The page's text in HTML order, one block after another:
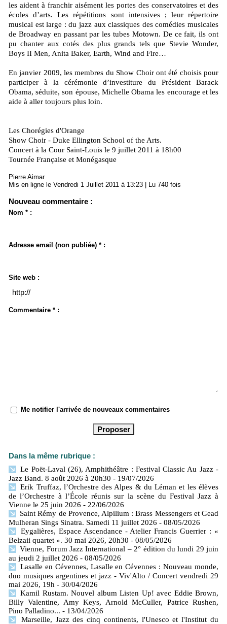
les aident à franchir aisément les portes des conservatoires et des
écoles d’arts. Les répétitions sont intensives ; leur répertoire
musical est large : du jazz aux classiques des comédies musicales
de Broadway en passant par les tubes Motown. De ce fait, ils ont
pu chanter aux cotés des plus grands tels que Stevie Wonder,
Boys II Men, Anita Baker, Earth, Wind and Fire…
En janvier 2009, les membres du Show Choir ont été choisis pour
participer à la cérémonie d’investiture du Président Barack
Obama, séduite, son épouse, Michelle Obama les encourage et les
aide à aller toujours plus loin.
Les Chorégies d'Orange
Show Choir - Duke Ellington School of the Arts.
Concert à la Cour Saint-Louis le 9 juillet 2011 à 18h00
Tournée Française et Monégasque
Pierre Aimar
Mis en ligne le Vendredi 1 Juillet 2011 à 13:23 | Lu 740 fois
Nouveau commentaire :
Nom * :
Adresse email (non publiée) * :
Site web :
Commentaire * :
Me notifier l'arrivée de nouveaux commentaires
Dans la même rubrique :
Le Poët-Laval (26), Amphithéâtre : Festival Classic Au Jazz -
Jazz Band. 8 août 2026 à 20h30 - 19/07/2026
Erik Truffaz, l’Orchestre des Alpes & du Léman et les élèves
de l’Orchestre à l’École réunis sur la scène du Festival Jazz à
Vienne le 25 juin 2026 - 22/06/2026
Saint Rémy de Provence, Alpilium : Brass Messengers et Gead
Mulheran Sings Sinatra. Samedi 11 juillet 2026 - 08/05/2026
Eygalières, Espace Ascendance - Atelier Francis Guerrier : «
Belzaii quartet ». 30 mai 2026, 20h30 - 08/05/2026
Vienne, Forum Jazz International – 2° édition du lundi 29 juin
au jeudi 2 juillet 2026 - 08/05/2026
Lasalle en Cévennes, Lasalle en Cévennes : Nouveau monde,
duo musiques argentines et jazz - Viv'Alto / Concert vendredi 29
mai 2026, 19h - 30/04/2026
Kamil Rustam. Nouvel album Listen Up! avec Eddie Brown,
Billy Valentine, Amy Keys, Arnold McCuller, Patrice Rushen,
Pino Palladino... - 13/04/2026
Marseille, Jazz des cinq continents, l'Unesco et l'Institut du